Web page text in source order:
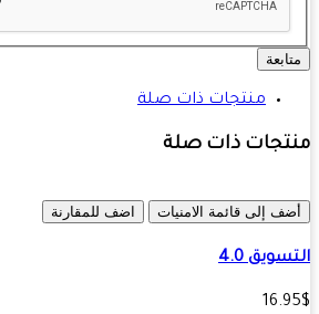
منتجات ذات صلة
ذات صلة
إلى قائمة الامنيات اضف للمقارنة
4.0‏